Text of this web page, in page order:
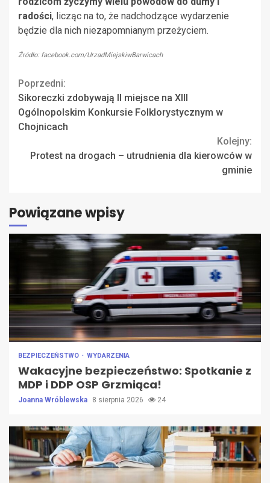
radości, licząc na to, że nadchodzące wydarzenie
będzie dla nich niezapomnianym przeżyciem.
Źródło: facebook.com/UrzadMiejskiwBarwicach
Continue
Reading
Poprzedni:
Sikoreczki zdobywają II miejsce na XIII
Ogólnopolskim Konkursie Folklorystycznym w
Chojnicach
Kolejny:
Protest na drogach – utrudnienia dla kierowców w
gminie
Powiązane wpisy
BEZPIECZEŃSTWO WYDARZENIA
Wakacyjne bezpieczeństwo: Spotkanie z
MDP i DDP OSP Grzmiąca!
Joanna Wróblewska 8 sierpnia 2026 24